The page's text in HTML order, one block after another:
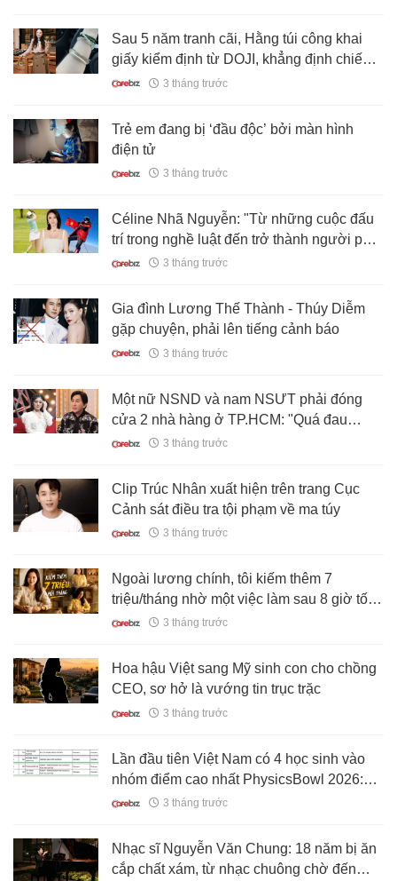
Sau 5 năm tranh cãi, Hằng túi công khai
giấy kiểm định từ DOJI, khẳng định chiếc
vòng được mẹ tặng là phỉ thủy
3 tháng trước
Trẻ em đang bị ‘đầu độc’ bởi màn hình
điện tử
3 tháng trước
Céline Nhã Nguyễn: "Từ những cuộc đấu
trí trong nghề luật đến trở thành người phụ
nữ Việt đầu tiên chinh phục Everest, tất cả
3 tháng trước
Gia đình Lương Thế Thành - Thúy Diễm
gặp chuyện, phải lên tiếng cảnh báo
3 tháng trước
Một nữ NSND và nam NSƯT phải đóng
cửa 2 nhà hàng ở TP.HCM: "Quá đau
lòng!"
3 tháng trước
Clip Trúc Nhân xuất hiện trên trang Cục
Cảnh sát điều tra tội phạm về ma túy
3 tháng trước
Ngoài lương chính, tôi kiếm thêm 7
triệu/tháng nhờ một việc làm sau 8 giờ tối:
Cuộc sống thay đổi rõ sau tuổi 40
3 tháng trước
Hoa hậu Việt sang Mỹ sinh con cho chồng
CEO, sơ hở là vướng tin trục trặc
3 tháng trước
Lần đầu tiên Việt Nam có 4 học sinh vào
nhóm điểm cao nhất PhysicsBowl 2026:
Hanoi Amsterdam vượt cả trường quốc tế
3 tháng trước
Nhạc sĩ Nguyễn Văn Chung: 18 năm bị ăn
cắp chất xám, từ nhạc chuông chờ đến